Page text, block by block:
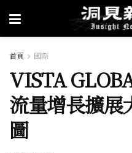
首頁 國際
VISTA
流量增長擴展
圖